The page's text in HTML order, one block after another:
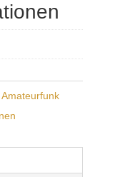
Amateurfunk